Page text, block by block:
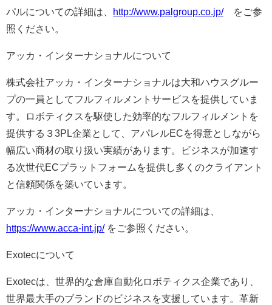
パルについての詳細は、 http://www.palgroup.co.jp/をご参
照ください。
アッカ・インターナショナルについて
株式会社アッカ・インターナショナルは大和ハウスグルー
プの一員としてフルフィルメントサービスを提供していま
す。ロボティクスを駆使した効率的なフルフィルメントを
提供する３3PL企業として、アパレルECを得意としながら
幅広い商材の取り扱い実績があります。ビジネスが加速す
る次世代ECプラットフォームを提供し多くのクライアント
と信頼関係を築いています。
アッカ・インターナショナルについての詳細は、
https://www.acca-int.jp/をご参照ください。
Exotecについて
Exotecは、世界的な倉庫自動化ロボティクス企業であり、
世界最大手のブランドのビジネスを支援しています。革新